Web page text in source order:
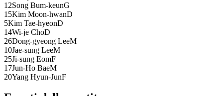
12Song Bum-keunG
15Kim Moon-hwanD
5Kim Tae-hyeonD
14Wi-je ChoD
26Dong-gyeong LeeM
10Jae-sung LeeM
25Ji-sung EomF
17Jun-Ho BaeM
20Yang Hyun-JunF